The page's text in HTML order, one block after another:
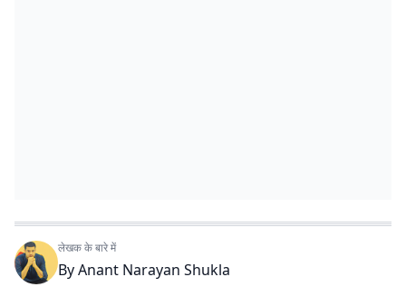
लेखक के बारे में
ByAnant Narayan Shukla